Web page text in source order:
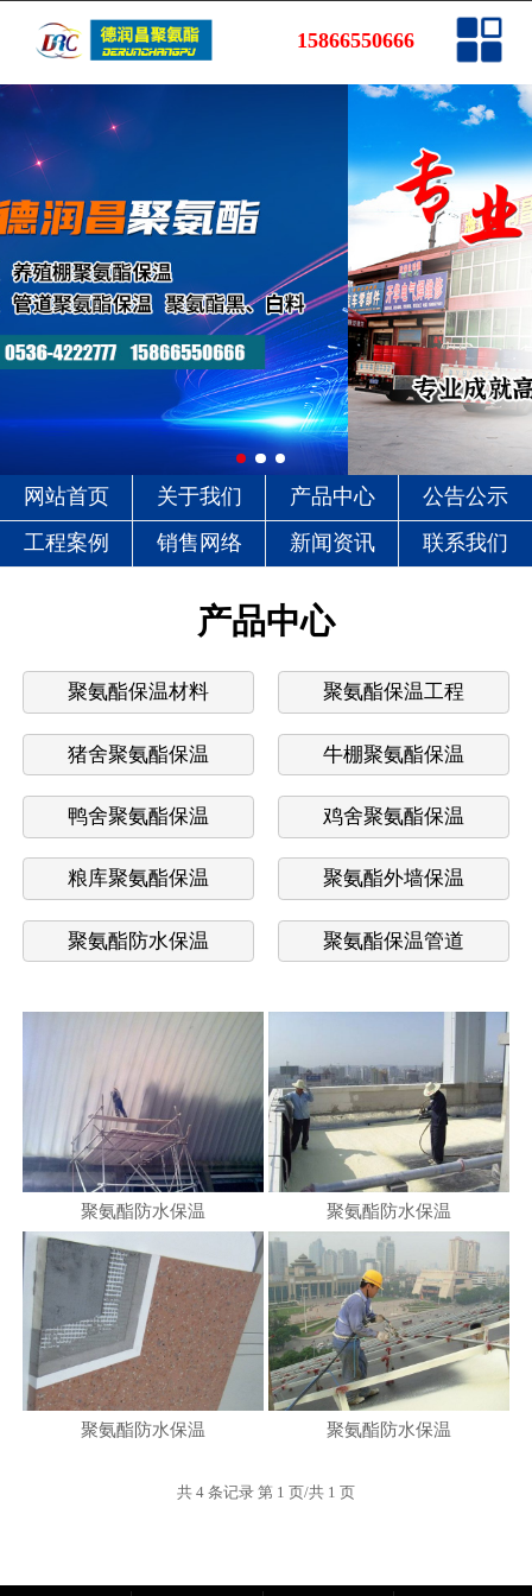
网站首页
关于我们
公告公示
工程案例
销售网络
新闻资讯
联系我们
15866550666
网站首页 关于我们 产品中心
公告公示
工程案例
销售网络 新闻资讯 联系我们
产品中心
聚氨酯保温材料 聚氨酯保温工程
猪舍聚氨酯保温 牛棚聚氨酯保温
鸭舍聚氨酯保温 鸡舍聚氨酯保温
粮库聚氨酯保温 聚氨酯外墙保温
聚氨酯防水保温 聚氨酯保温管道
聚氨酯防水保温 聚氨酯防水保温
聚氨酯防水保温 聚氨酯防水保温
共 4 条记录 第 1 页/共 1 页